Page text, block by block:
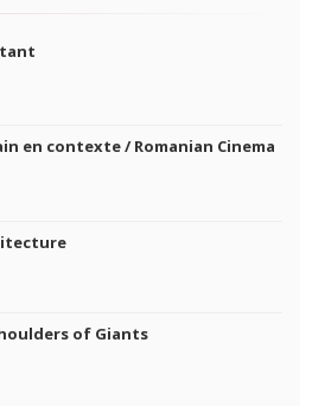
en contexte / Romanian Cinema
of Giants